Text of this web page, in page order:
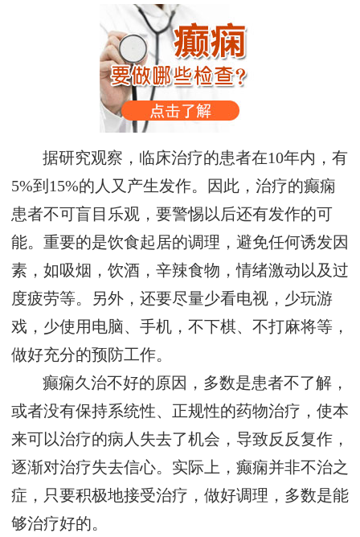
据研究观察，临床治疗的患者在10年内，有
5%到15%的人又产生发作。因此，治疗的癫痫
患者不可盲目乐观，要警惕以后还有发作的可
能。重要的是饮食起居的调理，避免任何诱发因
素，如吸烟，饮酒，辛辣食物，情绪激动以及过
度疲劳等。另外，还要尽量少看电视，少玩游
戏，少使用电脑、手机，不下棋、不打麻将等，
做好充分的预防工作。
癫痫久治不好的原因，多数是患者不了解，
或者没有保持系统性、正规性的药物治疗，使本
来可以治疗的病人失去了机会，导致反反复作，
逐渐对治疗失去信心。实际上，癫痫并非不治之
症，只要积极地接受治疗，做好调理，多数是能
够治疗好的。